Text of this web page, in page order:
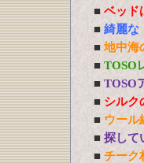
■ ベッド
■ 綺麗な
■ 地中海
■ TOSO
■ TOSO
■ シルク
■ ウール
■ 探して
■ チーク